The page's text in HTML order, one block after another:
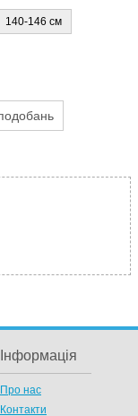
140-146 см
Інформація
Про нас
Контакти